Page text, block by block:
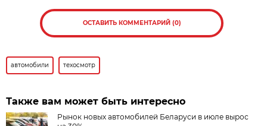
ОСТАВИТЬ КОММЕНТАРИЙ (0)
автомобили техосмотр
Также вам может быть интересно
Рынок новых автомобилей Беларуси в июле вырос